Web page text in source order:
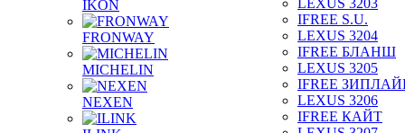
IKON
FRONWAY
MICHELIN
NEXEN
LEXUS 3203
IFREE S.U.
LEXUS 3204
IFREE БЛАНШ
LEXUS 3205
IFREE
LEXUS 3206
IFREE КАЙТ